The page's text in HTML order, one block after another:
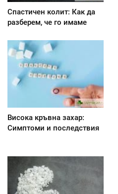
Спастичен колит: Как да
разберем, че го имаме
Висока кръвна захар:
Симптоми и последствия